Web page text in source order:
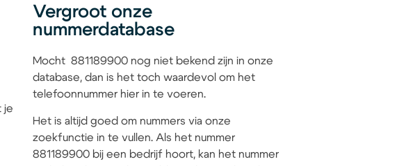
je
Vergroot onze
nummerdatabase
Mocht 881189900 nog niet bekend zijn in onze
database, dan is het toch waardevol om het
telefoonnummer hier in te voeren.
Het is altijd goed om nummers via onze
zoekfunctie in te vullen. Als het nummer
881189900 bij een bedrijf hoort, kan het nummer